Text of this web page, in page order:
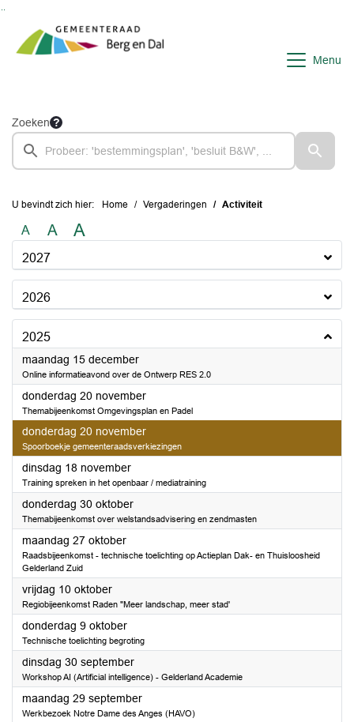
Menu
Zoeken
U bevindt zich hier: Home Vergaderingen Activiteit
A A A
2027
2026
2025
maandag 15 december2025
Online informatieavond over de Ontwerp RES 2.0
donderdag 20 november2025
Themabijeenkomst Omgevingsplan en Padel
donderdag 20 november2025
Spoorboekje gemeenteraadsverkiezingen
dinsdag 18 november2025
Training spreken in het openbaar / mediatraining
donderdag 30 oktober2025
Themabijeenkomst over welstandsadvisering en zendmasten
maandag 27 oktober2025
Raadsbijeenkomst - technische toelichting op Actieplan Dak- en Thuisloosheid
Gelderland Zuid
vrijdag 10 oktober2025
Regiobijeenkomst Raden "Meer landschap, meer stad'
donderdag 9 oktober2025
Technische toelichting begroting
dinsdag 30 september2025
Workshop AI (Artificial intelligence) - Gelderland Academie
maandag 29 september2025
Werkbezoek Notre Dame des Anges (HAVO)